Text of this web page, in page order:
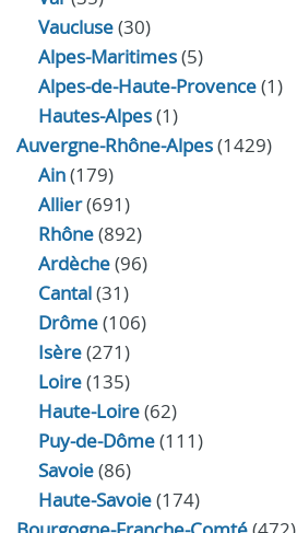
Vaucluse(30)
Alpes-Maritimes(5)
Alpes-de-Haute-Provence(1)
Hautes-Alpes(1)
Auvergne-Rhône-Alpes(1429)
Ain(179)
Allier(691)
Rhône(892)
Ardèche(96)
Cantal(31)
Drôme(106)
Isère(271)
Loire(135)
Haute-Loire(62)
Puy-de-Dôme(111)
Savoie(86)
Haute-Savoie(174)